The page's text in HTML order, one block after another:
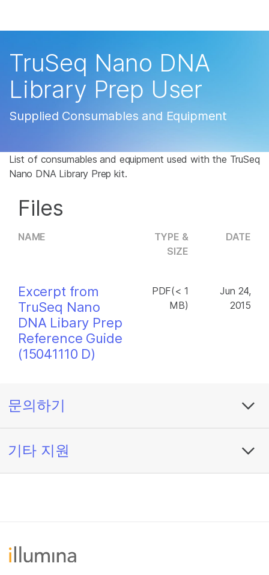
학습
추천 링크
TruSeq Nano DNA
Library Prep User
Supplied Consumables and Equipment
List of consumables and equipment used with the TruSeq
Nano DNA Library Prep kit.
Files
NAME
TYPE &
SIZE
DATE
Excerpt from
TruSeq Nano
DNA Libary Prep
Reference Guide
(15041110 D)
PDF(< 1
MB)
Jun 24,
2015
문의하기
기타 지원
습니다. 주요 관심 분야를 선택해 주세요:
×
미생물학 연구
복합 질환 연구
임상 종양학 연구
생식 보건 연구
구